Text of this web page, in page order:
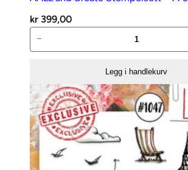
kr 399,00
and
–
773
antall
−
Legg i handlekurv